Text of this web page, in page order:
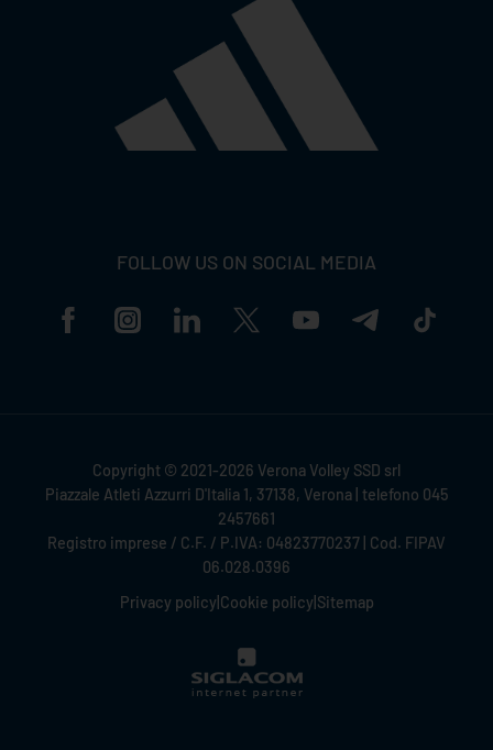
FOLLOW US ON SOCIAL MEDIA
Copyright © 2021-2026 Verona Volley SSD srl
Piazzale Atleti Azzurri D'Italia 1, 37138, Verona | telefono 045
2457661
Registro imprese / C.F. / P.IVA: 04823770237 | Cod. FIPAV
06.028.0396
Privacy policy Cookie policy Sitemap